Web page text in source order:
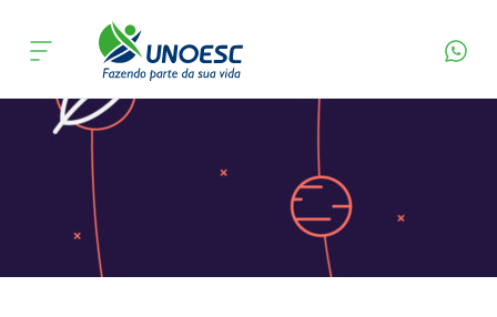
Cursos
Onde estamos
Atendimento ao Estudante